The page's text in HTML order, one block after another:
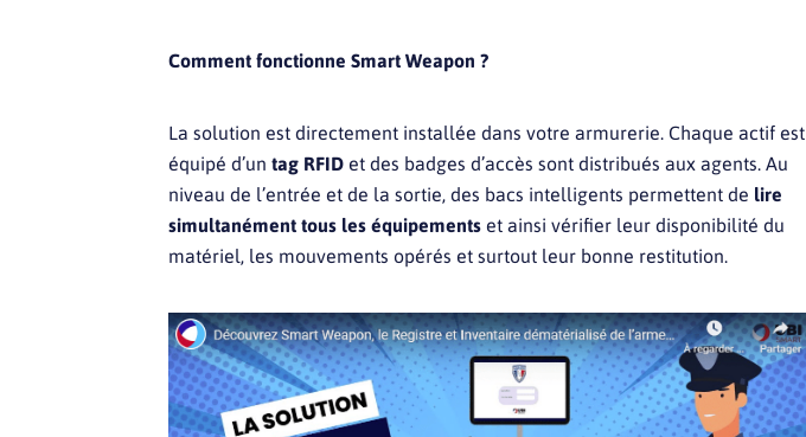
Comment fonctionne Smart Weapon ?
La solution est directement installée dans votre armurerie. Chaque actif est
équipé d’un tag RFID et des badges d’accès sont distribués aux agents. Au
niveau de l’entrée et de la sortie, des bacs intelligents permettent de lire
simultanément tous les équipements et ainsi vérifier leur disponibilité du
matériel, les mouvements opérés et surtout leur bonne restitution.